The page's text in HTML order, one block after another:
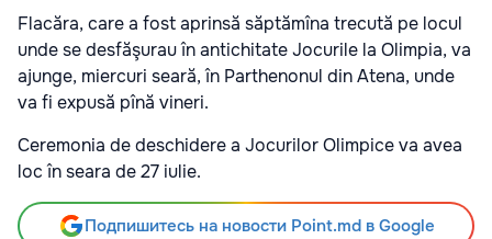
Flacăra, care a fost aprinsă săptămîna trecută pe locul
unde se desfăşurau în antichitate Jocurile la Olimpia, va
ajunge, miercuri seară, în Parthenonul din Atena, unde
va fi expusă pînă vineri.
Ceremonia de deschidere a Jocurilor Olimpice va avea
loc în seara de 27 iulie.
Подпишитесь на новости Point.md в Google